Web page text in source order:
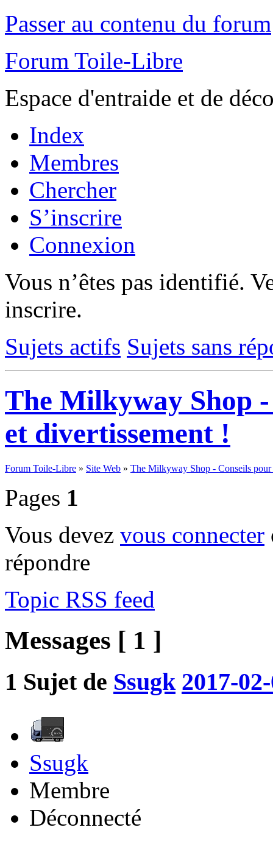
Passer au contenu du forum
Forum Toile-Libre
Espace d'entraide et de
Index
Membres
Chercher
S’inscrire
Connexion
Vous n’êtes pas identifié.
inscrire.
Sujets actifs Sujets sans
The Milkyway Shop
et divertissement !
Forum Toile-Libre » Site Web » The Milkyway Shop - Conseils pour
Pages 1
Vous devez vous connecter
répondre
Topic RSS feed
Messages [ 1 ]
1 Sujet de Ssugk 2017-
Ssugk
Membre
Déconnecté